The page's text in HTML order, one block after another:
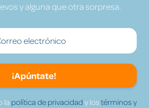
y alguna que otra sorpresa.
¡Apúntate!
la política de privacidad y lostérminos y